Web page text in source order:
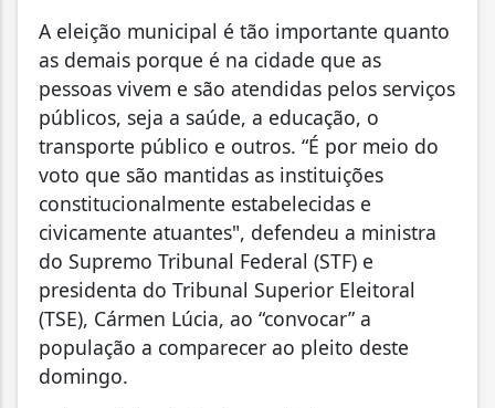
A eleição municipal é tão importante quanto
as demais porque é na cidade que as
pessoas vivem e são atendidas pelos serviços
públicos, seja a saúde, a educação, o
transporte público e outros. “É por meio do
voto que são mantidas as instituições
constitucionalmente estabelecidas e
civicamente atuantes", defendeu a ministra
do Supremo Tribunal Federal (STF) e
presidenta do Tribunal Superior Eleitoral
(TSE), Cármen Lúcia, ao “convocar” a
população a comparecer ao pleito deste
domingo.